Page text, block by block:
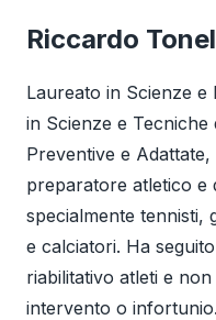
Riccardo
Laureato in Scienze
in Scienze e
Preventive e
preparatore atletico e
specialmente tennisti,
e calciatori. Ha
riabilitativo atleti e
intervento o